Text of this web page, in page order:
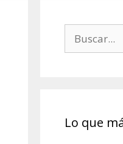
Lo que